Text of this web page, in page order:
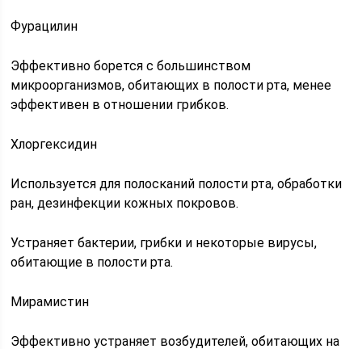
Фурацилин
Эффективно борется с большинством
микроорганизмов, обитающих в полости рта, менее
эффективен в отношении грибков.
Хлоргексидин
Используется для полосканий полости рта, обработки
ран, дезинфекции кожных покровов.
Устраняет бактерии, грибки и некоторые вирусы,
обитающие в полости рта.
Мирамистин
Эффективно устраняет возбудителей, обитающих на